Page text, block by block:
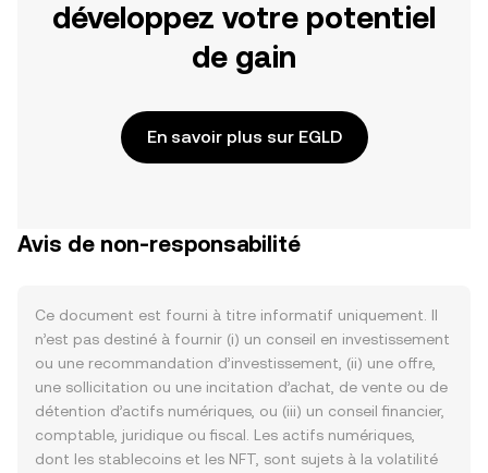
développez votre potentiel
de gain
En savoir plus sur EGLD
Avis de non-responsabilité
Ce document est fourni à titre informatif uniquement. Il
n’est pas destiné à fournir (i) un conseil en investissement
ou une recommandation d’investissement, (ii) une offre,
une sollicitation ou une incitation d’achat, de vente ou de
détention d’actifs numériques, ou (iii) un conseil financier,
comptable, juridique ou fiscal. Les actifs numériques,
dont les stablecoins et les NFT, sont sujets à la volatilité